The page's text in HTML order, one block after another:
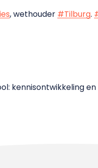
, wethouder #Tilburg.
kennisontwikkeling en